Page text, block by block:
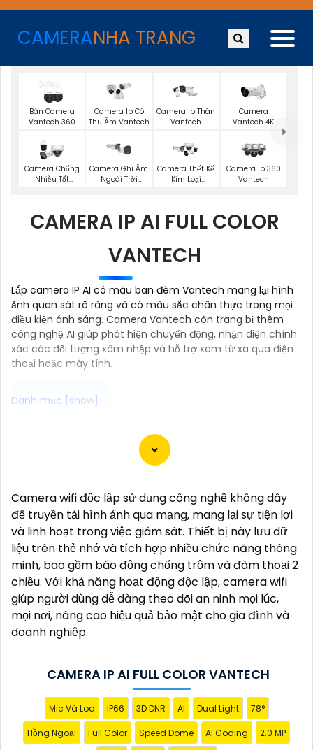
CAMERANHA TRANG
Bán Camera
Vantech 360
Camera Ip Có
Thu Âm Vantech
Camera Ip Thân
Vantech
Camera
Vantech 4K
Camera Chống
Nhiễu Tốt
Camera Ghi Âm
Ngoài Trời
Camera Thết Kế
Kim Loại
Camera Ip 360
Vantech
CAMERA IP AI FULL COLOR
VANTECH
Lắp camera IP AI có màu ban đêm Vantech mang lại hình
ảnh quan sát rõ ràng và có màu sắc chân thực trong mọi
điều kiện ánh sáng. Camera Vantech còn trang bị thêm
công nghệ AI giúp phát hiện chuyển động, nhận diện chính
xác các đối tượng xâm nhập và hỗ trợ xem từ xa qua điện
thoại hoặc máy tính.
Camera SMD Plus là dòng camera chính hãng được
trang bị công nghệ hình ảnh mang đến chất lượng
Plus giúp bạn giám sát an ninh hiệu quả. Camera có
thiết kế thông minh dễ dàng lắp đặt và sử dụng.
Camera SMD Plus là lựa chọn lý tưởng cho các hệ
thống an ninh gia đình và doanh nghiệp.
Camera wifi độc lập sử dụng công nghệ không dây
để truyền tải hình ảnh qua mạng, mang lại sự tiện lợi
và linh hoạt trong việc giám sát. Thiết bị này lưu dữ
liệu trên thẻ nhớ và tích hợp nhiều chức năng thông
minh, bao gồm báo động chống trộm và đàm thoại 2
chiều. Với khả năng hoạt động độc lập, camera wifi
giúp người dùng dễ dàng theo dõi an ninh mọi lúc,
mọi nơi, nâng cao hiệu quả bảo mật cho gia đình và
doanh nghiệp.
CAMERA IP AI FULL COLOR VANTECH
Mic Và Loa IP66 3D DNR AI Dual Light 78°
Hồng Ngoại Full Color Speed Dome AI Coding 2.0 MP